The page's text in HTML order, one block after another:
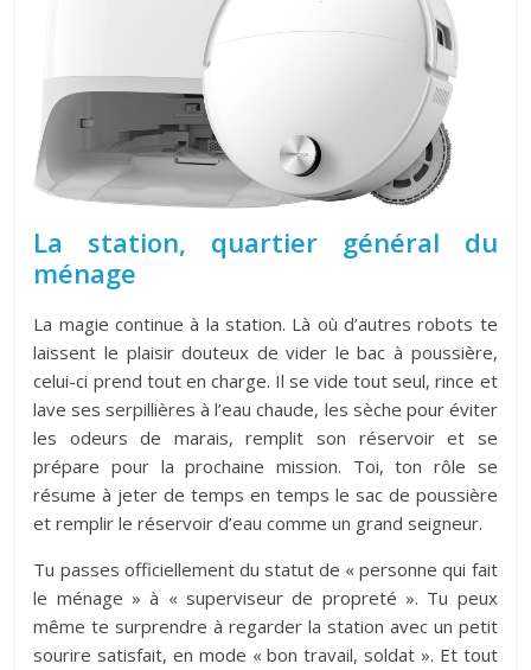
La station, quartier général du
ménage
La magie continue à la station. Là où d’autres robots te
laissent le plaisir douteux de vider le bac à poussière,
celui-ci prend tout en charge. Il se vide tout seul, rince et
lave ses serpillières à l’eau chaude, les sèche pour éviter
les odeurs de marais, remplit son réservoir et se
prépare pour la prochaine mission. Toi, ton rôle se
résume à jeter de temps en temps le sac de poussière
et remplir le réservoir d’eau comme un grand seigneur.
Tu passes officiellement du statut de « personne qui fait
le ménage » à « superviseur de propreté ». Tu peux
même te surprendre à regarder la station avec un petit
sourire satisfait, en mode « bon travail, soldat ». Et tout